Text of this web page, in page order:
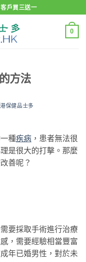
戶買三送一
0
方法
保健品士多
種疾病 ，患者無法很
是很大的打擊。那麼
善呢？
要採取手術進行治療
，需要經驗相當豐富
年已婚男性，對於未